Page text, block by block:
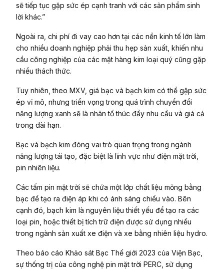
sẽ tiếp tục gặp sức ép cạnh tranh với các sản phẩm sinh
lời khác.”
Ngoài ra, chi phí đi vay cao hơn tại các nền kinh tế lớn làm
cho nhiều doanh nghiệp phải thu hẹp sản xuất, khiến nhu
cầu công nghiệp của các mặt hàng kim loại quý cũng gặp
nhiều thách thức.
Tuy nhiên, theo MXV, giá bạc và bạch kim có thể gặp sức
ép vĩ mô, nhưng triển vọng trong quá trình chuyển đổi
năng lượng xanh sẽ là nhân tố thúc đẩy nhu cầu và giá cả
trong dài hạn.
Bạc và bạch kim đóng vai trò quan trọng trong ngành
năng lượng tái tạo, đặc biệt là lĩnh vực như điện mặt trời,
pin nhiên liệu.
Các tấm pin mặt trời sẽ chứa một lớp chất liệu mỏng bằng
bạc để tạo ra điện áp khi có ánh sáng chiếu vào. Bên
cạnh đó, bạch kim là nguyên liệu thiết yếu để tạo ra các
loại pin, hoặc thiết bị tích trữ điện được sử dụng nhiều
trong ngành sản xuất xe điện và xe bằng nhiên liệu hydro.
Theo báo cáo Khảo sát Bạc Thế giới 2023 của Viện Bạc,
sự thống trị của công nghệ pin mặt trời PERC, sử dụng